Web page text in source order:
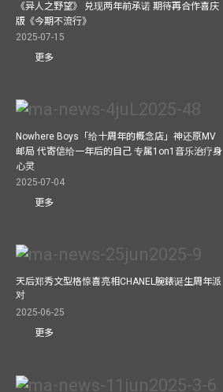
《异人之野望》 兑现两年前承诺 期待再合作喜庆
版《今期不流行》
2025-07-15
更多
Nowhere Boys「给十周年的概念店」神还原MV
邮局 代寄信给一年后的自己 专属1on1音乐治疗身
心灵
2025-07-04
更多
天后郑秀文型格惊喜亮相CHANEL腕錶诞生周年派
对
2025-06-25
更多